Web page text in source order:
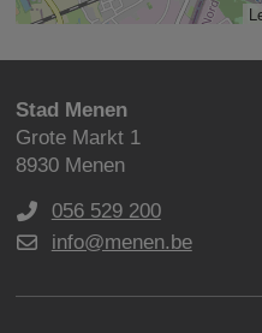
Stad Menen
Grote Markt 1
8930 Menen
056 529 200
info@menen.be